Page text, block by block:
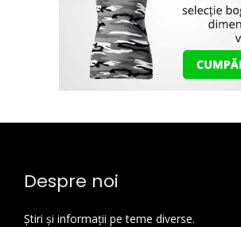
Despre noi
Știri și informații pe teme diverse.